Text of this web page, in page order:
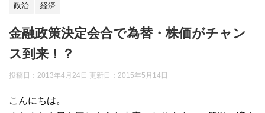
政治 経済
金融政策決定会合で為替・株価がチャン
ス到来！？
投稿日：2013年4月24日 更新日： 2015年5月14日
こんにちは。